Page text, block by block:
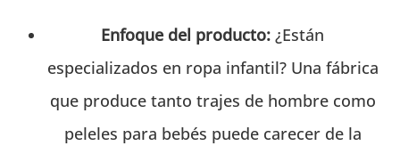
Enfoque del producto: ¿Están
especializados en ropa infantil? Una fábrica
que produce tanto trajes de hombre como
peleles para bebés puede carecer de la